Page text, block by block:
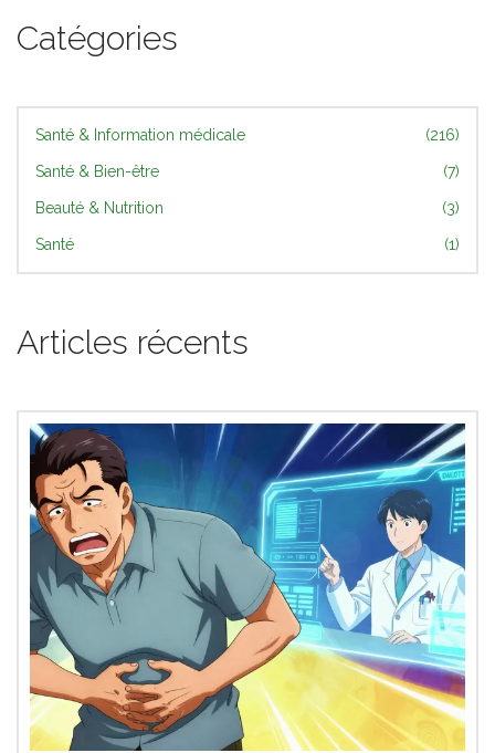
Catégories
Santé & Information médicale (216)
Santé & Bien-être (7)
Beauté & Nutrition (3)
Santé (1)
Articles récents